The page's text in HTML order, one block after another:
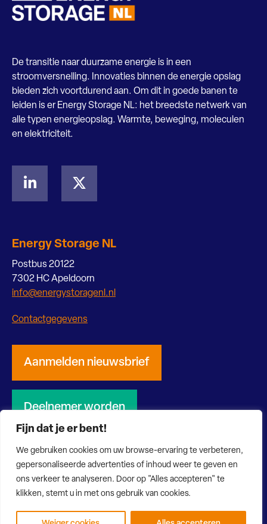
Fijn dat je er bent!
We gebruiken cookies om uw browse-ervaring te verbeteren,
gepersonaliseerde advertenties of inhoud weer te geven en
ons verkeer te analyseren. Door op "Alles accepteren" te
klikken, stemt u in met ons gebruik van cookies.
De transitie naar duurzame energie is in een
stroomversnelling. Innovaties binnen de energie opslag
bieden zich voortdurend aan. Om dit in goede banen te
leiden is er Energy Storage NL: het breedste netwerk van
alle typen energieopslag. Warmte, beweging, moleculen
en elektriciteit.
Energy Storage NL
Postbus 20122
7302 HC Apeldoorn
info@energystoragenl.nl
Contactgegevens
Aanmelden nieuwsbrief
Deelnemer worden
© 2026 Energy Storage NL Privacy verklaring